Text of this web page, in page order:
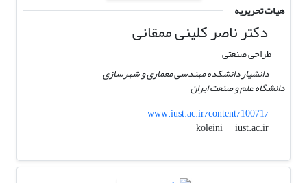
هیات تحریریه
دکتر ناصر کلینی ممقانی
طراحی صنعتی
دانشیار دانشکده مهندسی معماری و شهرسازی
دانشگاه علم و صنعت ایران
www.iust.ac.ir/content/10071/
koleini
iust.ac.ir